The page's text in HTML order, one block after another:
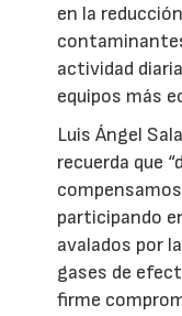
en la
actividad
equipos más
Luis Ángel
recuerda que
participando
avalados por
gases de
firme